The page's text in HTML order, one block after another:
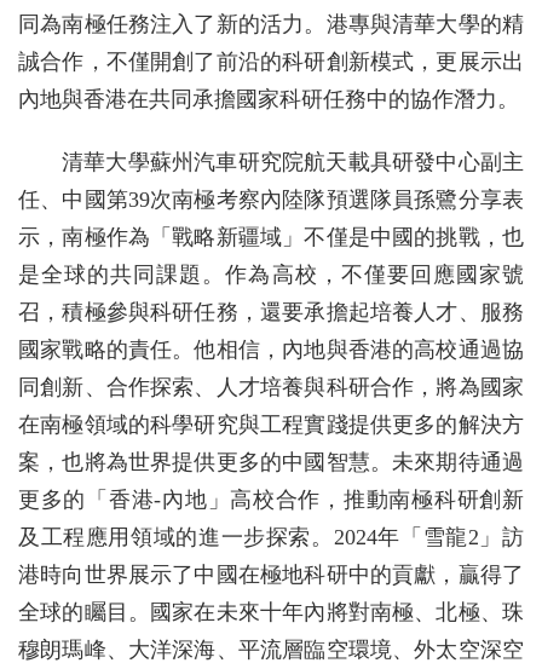
同為南極任務注入了新的活力。港專與清華大學的精
誠合作，不僅開創了前沿的科研創新模式，更展示出
內地與香港在共同承擔國家科研任務中的協作潛力。
清華大學蘇州汽車研究院航天載具研發中心副主
任、中國第39次南極考察內陸隊預選隊員孫鷺分享表
示，南極作為「戰略新疆域」不僅是中國的挑戰，也
是全球的共同課題。作為高校，不僅要回應國家號
召，積極參與科研任務，還要承擔起培養人才、服務
國家戰略的責任。他相信，內地與香港的高校通過協
同創新、合作探索、人才培養與科研合作，將為國家
在南極領域的科學研究與工程實踐提供更多的解決方
案，也將為世界提供更多的中國智慧。未來期待通過
更多的「香港-內地」高校合作，推動南極科研創新
及工程應用領域的進一步探索。2024年「雪龍2」訪
港時向世界展示了中國在極地科研中的貢獻，贏得了
全球的矚目。國家在未來十年內將對南極、北極、珠
穆朗瑪峰、大洋深海、平流層臨空環境、外太空深空